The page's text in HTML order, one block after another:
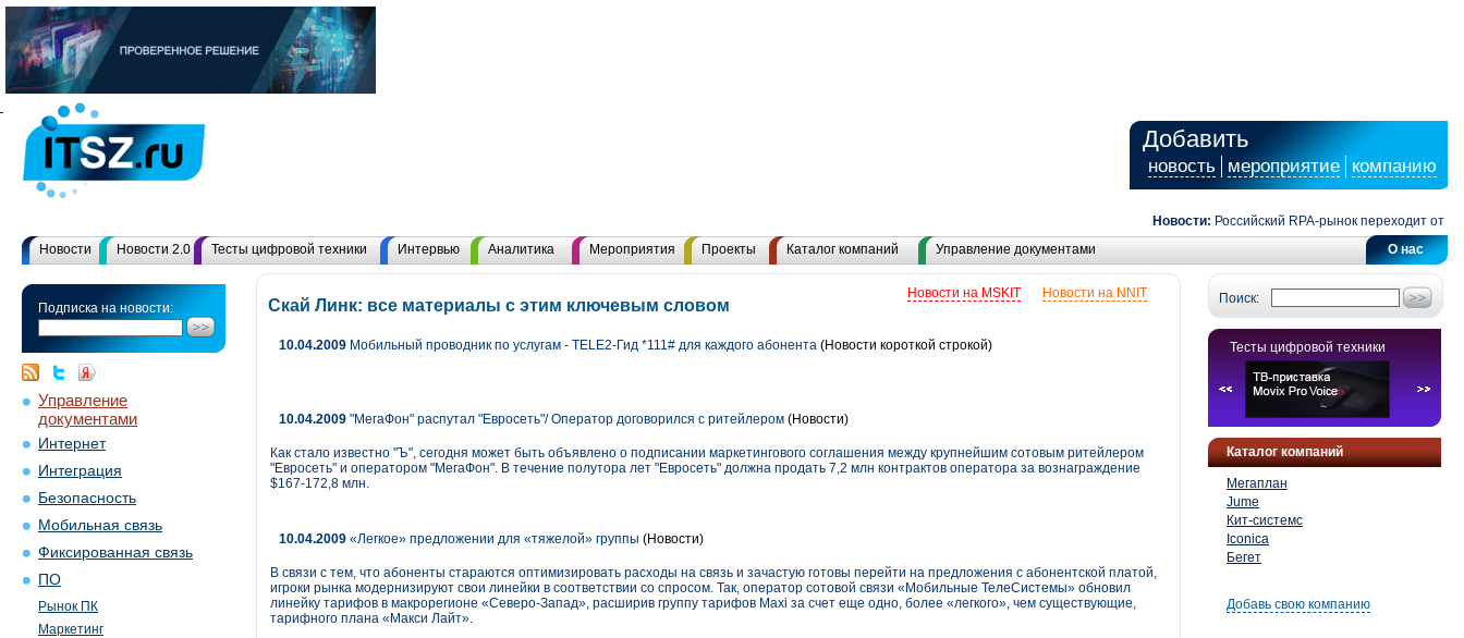
Добавить
новость мероприятие компанию
Новости: Российский RPA-рынок переходит от
О нас
Новости Новости 2.0 Тесты цифровой техники Интервью Аналитика Мероприятия Проекты Каталог компаний Управление документами
Подписка на новости:
Управление
документами
Интернет
Интеграция
Безопасность
Мобильная связь
Фиксированная связь
ПО
Рынок ПК
Маркетинг
Поиск:
Тесты цифровой техники
Каталог компаний
Мегаплан
Jume
Кит-системс
Iconica
Бегет
Добавь свою компанию
Новости на NNIT
Новости на MSKIT
Скай Линк: все материалы с этим ключевым словом
10.04.2009 Мобильный проводник по услугам - TELE2-Гид *111# для каждого абонента (Новости короткой строкой)
10.04.2009 "МегаФон" распутал "Евросеть"/ Оператор договорился с ритейлером (Новости)
Как стало известно "Ъ", сегодня может быть объявлено о подписании маркетингового соглашения между крупнейшим сотовым ритейлером
"Евросеть" и оператором "МегаФон". В течение полутора лет "Евросеть" должна продать 7,2 млн контрактов оператора за вознаграждение
$167-172,8 млн.
10.04.2009 «Легкое» предложении для «тяжелой» группы (Новости)
В связи с тем, что абоненты стараются оптимизировать расходы на связь и зачастую готовы перейти на предложения с абонентской платой,
игроки рынка модернизируют свои линейки в соответствии со спросом. Так, оператор сотовой связи «Мобильные ТелеСистемы» обновил
линейку тарифов в макрорегионе «Северо-Запад», расширив группу тарифов Maxi за счет еще одно, более «легкого», чем существующие,
тарифного плана «Макси Лайт».